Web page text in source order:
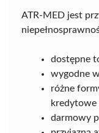
ATR-MED jest
dostępne
wygodne
różne
kredytowe
darmowy